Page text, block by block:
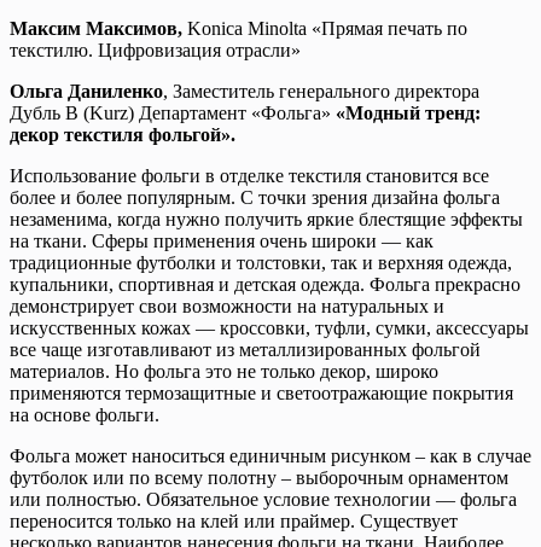
Максим Максимов, Konica Minolta «Прямая печать по
текстилю. Цифровизация отрасли»
Ольга Даниленко, Заместитель генерального директора
Дубль В (Kurz) Департамент «Фольга» «Модный тренд:
декор текстиля фольгой».
Использование фольги в отделке текстиля становится все
более и более популярным. С точки зрения дизайна фольга
незаменима, когда нужно получить яркие блестящие эффекты
на ткани. Сферы применения очень широки — как
традиционные футболки и толстовки, так и верхняя одежда,
купальники, спортивная и детская одежда. Фольга прекрасно
демонстрирует свои возможности на натуральных и
искусственных кожах — кроссовки, туфли, сумки, аксессуары
все чаще изготавливают из металлизированных фольгой
материалов. Но фольга это не только декор, широко
применяются термозащитные и светоотражающие покрытия
на основе фольги.
Фольга может наноситься единичным рисунком – как в случае
футболок или по всему полотну – выборочным орнаментом
или полностью. Обязательное условие технологии — фольга
переносится только на клей или праймер. Существует